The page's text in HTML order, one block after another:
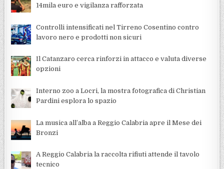
14mila euro e vigilanza rafforzata
Controlli intensificati nel Tirreno Cosentino contro
lavoro nero e prodotti non sicuri
Il Catanzaro cerca rinforzi in attacco e valuta diverse
opzioni
Interno zoo a Locri, la mostra fotografica di Christian
Pardini esplora lo spazio
La musica all’alba a Reggio Calabria apre il Mese dei
Bronzi
A Reggio Calabria la raccolta rifiuti attende il tavolo
tecnico